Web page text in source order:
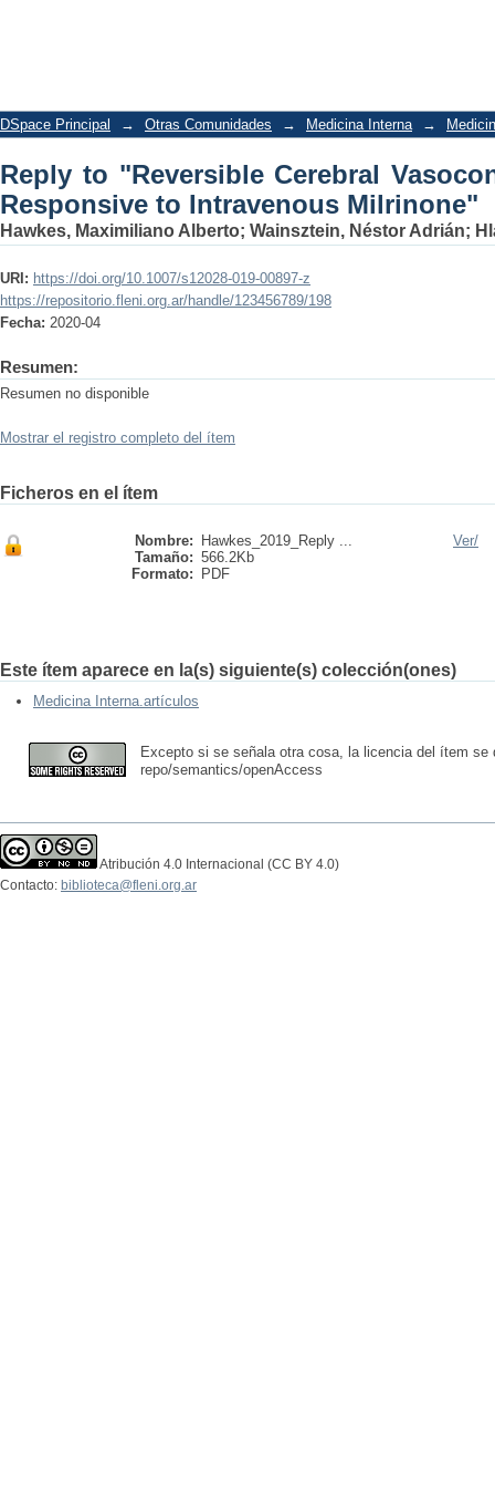
DSpace Principal → Otras Comunidades → Medicina Interna →
Reply to "Reversible Cerebral
Responsive to Intravenous Milrinone"
Hawkes, Maximiliano Alberto; Wainsztein, Néstor Adrián;
URI: https://doi.org/10.1007/s12028-019-00897-z
https://repositorio.fleni.org.ar/handle/123456789/198
Fecha: 2020-04
Resumen:
Resumen no disponible
Mostrar el registro completo del ítem
Ficheros en el ítem
Nombre:
Hawkes_2019_Reply ...
Tamaño: 566.2Kb
Formato:
PDF
Ver/
Este ítem aparece en la(s) siguiente(s) colección(ones)
Medicina Interna.artículos
Excepto si se señala otra cosa, la licencia del ítem se
repo/semantics/openAccess
Atribución 4.0 Internacional (CC BY 4.0)
Contacto: biblioteca@fleni.org.ar